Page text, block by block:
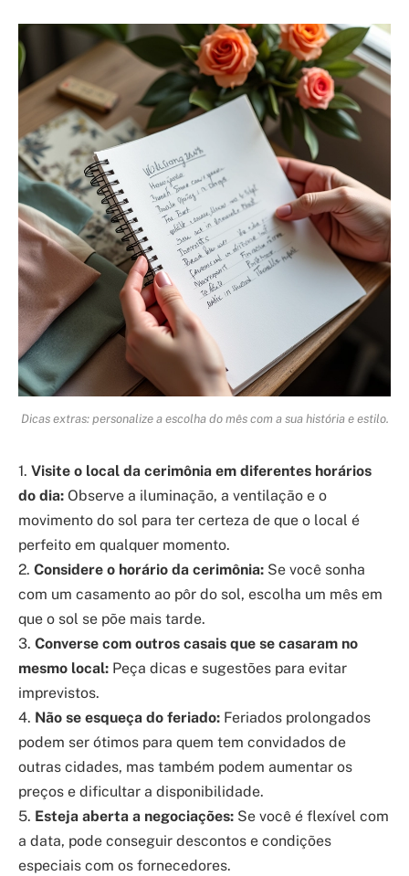
Dicas extras: personalize a escolha do mês com a sua história e estilo.
1. Visite o local da cerimônia em diferentes horários
do dia: Observe a iluminação, a ventilação e o
movimento do sol para ter certeza de que o local é
perfeito em qualquer momento.
2. Considere o horário da cerimônia: Se você sonha
com um casamento ao pôr do sol, escolha um mês em
que o sol se põe mais tarde.
3. Converse com outros casais que se casaram no
mesmo local: Peça dicas e sugestões para evitar
imprevistos.
4. Não se esqueça do feriado: Feriados prolongados
podem ser ótimos para quem tem convidados de
outras cidades, mas também podem aumentar os
preços e dificultar a disponibilidade.
5. Esteja aberta a negociações: Se você é flexível com
a data, pode conseguir descontos e condições
especiais com os fornecedores.